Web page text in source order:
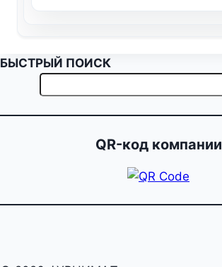
БЫСТРЫЙ ПОИСК
QR-код компании